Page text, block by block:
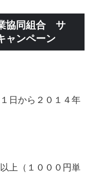
協同組合 サ
ャンペーン
日から２０１４年
上（１０００円単